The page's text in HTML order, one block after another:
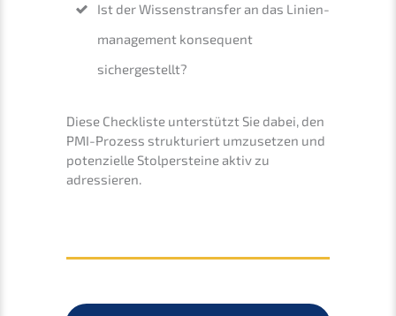
Ist der Wissens­trans­fer an das Linien­
ma­nage­ment konse­quent
sichergestellt?
Diese Check­lis­te unter­stützt Sie dabei, den
PMI-Prozess struk­tu­riert umzuset­zen und
poten­zi­el­le Stolper­stei­ne aktiv zu
adressieren.